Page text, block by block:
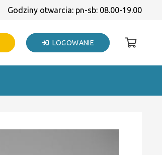
Godziny otwarcia: pn-sb: 08.00-19.00
LOGOWANIE